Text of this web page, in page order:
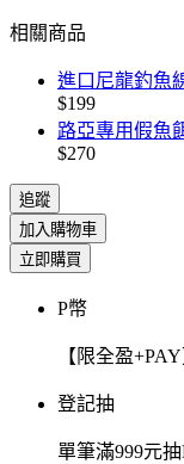
相關商品
進口尼龍釣魚
$199
路亞專用假魚
$270
追蹤
加入購物車
立即購買
P幣
【限全盈
登記抽
單筆滿999元